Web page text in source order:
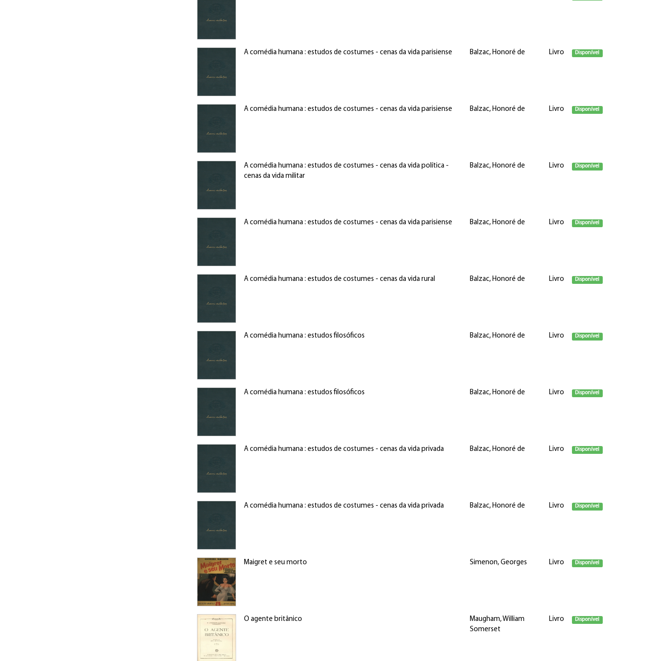
A comédia humana : estudos de costumes - cenas da vida parisiense Balzac, Honoré de Livro Disponível
A comédia humana : estudos de costumes - cenas da vida parisiense Balzac, Honoré de Livro Disponível
A comédia humana : estudos de costumes - cenas da vida política -
cenas da vida militar
Balzac, Honoré de Livro Disponível
A comédia humana : estudos de costumes - cenas da vida parisiense Balzac, Honoré de Livro Disponível
A comédia humana : estudos de costumes - cenas da vida rural Balzac, Honoré de Livro Disponível
A comédia humana : estudos filosóficos Balzac, Honoré de Livro Disponível
A comédia humana : estudos filosóficos Balzac, Honoré de Livro Disponível
A comédia humana : estudos de costumes - cenas da vida privada Balzac, Honoré de Livro Disponível
A comédia humana : estudos de costumes - cenas da vida privada Balzac, Honoré de Livro Disponível
Maigret e seu morto Simenon, Georges Livro Disponível
O agente britânico
Maugham, William
Somerset
Livro Disponível